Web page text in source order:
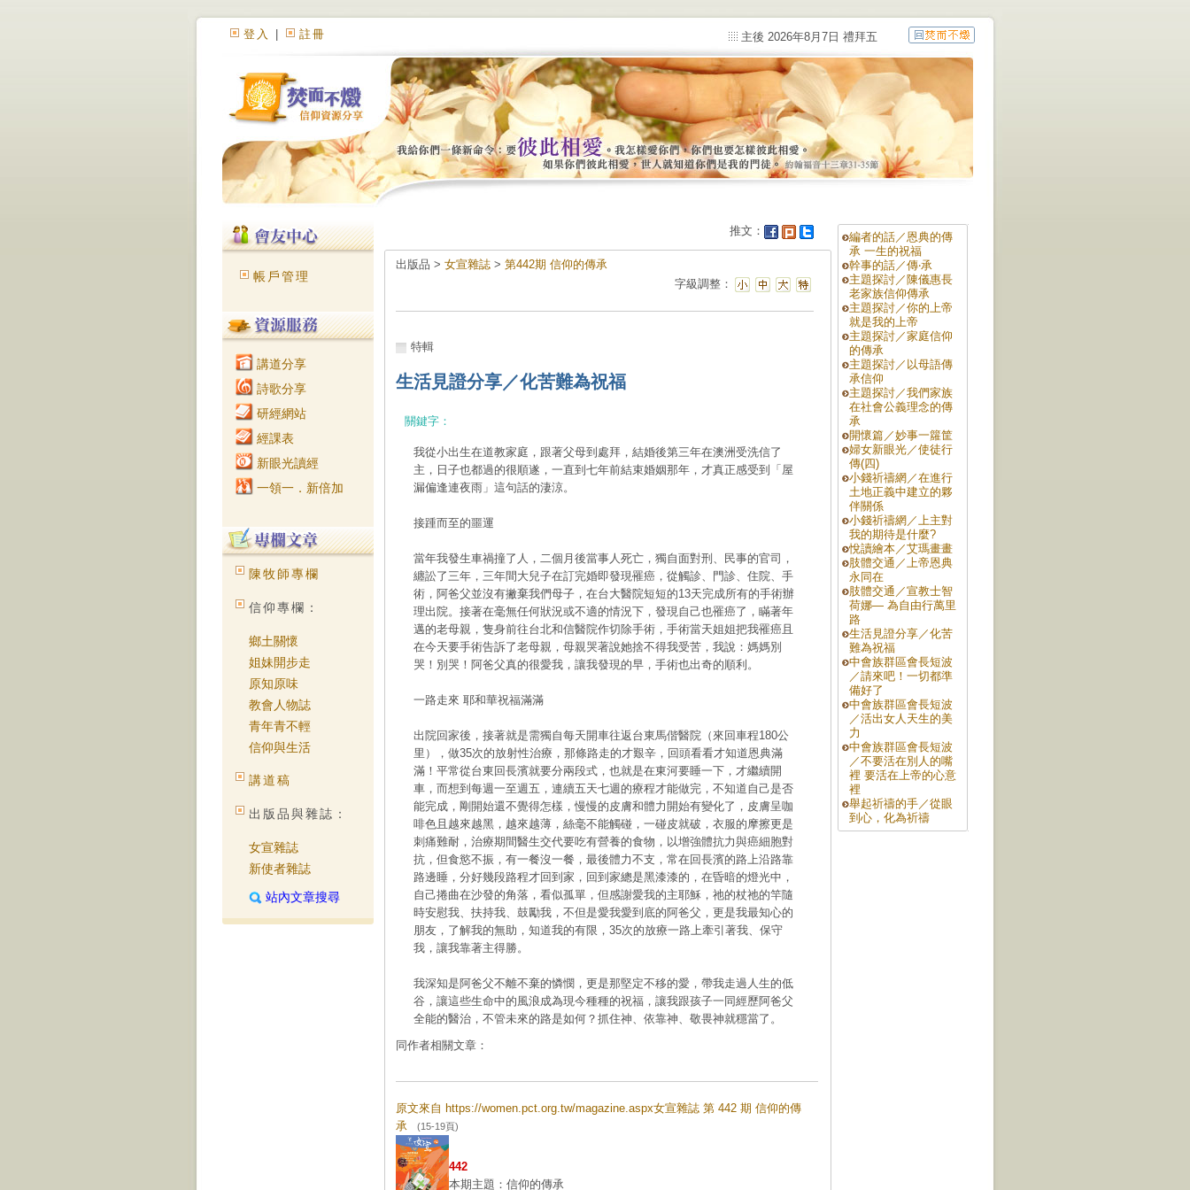
登入 註冊 主後 2026年8月7日 禮拜五
帳戶管理
講道分享
詩歌分享
研經網站
經課表
新眼光讀經
一領一．新倍加
陳牧師專欄
信仰專欄：
鄉土關懷
姐妹開步走
原知原味
教會人物誌
青年青不輕
信仰與生活
講道稿
出版品與雜誌：
女宣雜誌
新使者雜誌
站內文章搜尋
推文：
出版品 > 女宣雜誌 > 第442期 信仰的傳承
字級調整：
特輯
生活見證分享／化苦難為祝福
關鍵字：
我從小出生在道教家庭，跟著父母到處拜，結婚後第三年在澳洲受洗信了
主，日子也都過的很順遂，一直到七年前結束婚姻那年，才真正感受到「屋
漏偏逢連夜雨」這句話的淒涼。
接踵而至的噩運
當年我發生車禍撞了人，二個月後當事人死亡，獨自面對刑、民事的官司，
纏訟了三年，三年間大兒子在訂完婚即發現罹癌，從觸診、門診、住院、手
術，阿爸父並沒有撇棄我們母子，在台大醫院短短的13天完成所有的手術辦
理出院。接著在毫無任何狀況或不適的情況下，發現自己也罹癌了，瞞著年
邁的老母親，隻身前往台北和信醫院作切除手術，手術當天姐姐把我罹癌且
在今天要手術告訴了老母親，母親哭著說她捨不得我受苦，我說：媽媽別
哭！別哭！阿爸父真的很愛我，讓我發現的早，手術也出奇的順利。
一路走來 耶和華祝福滿滿
出院回家後，接著就是需獨自每天開車往返台東馬偕醫院（來回車程180公
里），做35次的放射性治療，那條路走的才艱辛，回頭看看才知道恩典滿
滿！平常從台東回長濱就要分兩段式，也就是在東河要睡一下，才繼續開
車，而想到每週一至週五，連續五天七週的療程才能做完，不知道自己是否
能完成，剛開始還不覺得怎樣，慢慢的皮膚和體力開始有變化了，皮膚呈咖
啡色且越來越黑，越來越薄，絲毫不能觸碰，一碰皮就破，衣服的摩擦更是
刺痛難耐，治療期間醫生交代要吃有營養的食物，以增強體抗力與癌細胞對
抗，但食慾不振，有一餐沒一餐，最後體力不支，常在回長濱的路上沿路靠
路邊睡，分好幾段路程才回到家，回到家總是黑漆漆的，在昏暗的燈光中，
自己捲曲在沙發的角落，看似孤單，但感謝愛我的主耶穌，祂的杖祂的竿隨
時安慰我、扶持我、鼓勵我，不但是愛我愛到底的阿爸父，更是我最知心的
朋友，了解我的無助，知道我的有限，35次的放療一路上牽引著我、保守
我，讓我靠著主得勝。
我深知是阿爸父不離不棄的憐憫，更是那堅定不移的愛，帶我走過人生的低
谷，讓這些生命中的風浪成為現今種種的祝福，讓我跟孩子一同經歷阿爸父
全能的醫治，不管未來的路是如何？抓住神、依靠神、敬畏神就穩當了。
同作者相關文章：
原文來自 https://women.pct.org.tw/magazine.aspx女宣雜誌 第 442 期 信仰的傳
承 (15-19頁)
442
本期主題：信仰的傳承
編者的話／恩典的傳
承 一生的祝福
幹事的話／傳‧承
主題探討／陳儀惠長
老家族信仰傳承
主題探討／你的上帝
就是我的上帝
主題探討／家庭信仰
的傳承
主題探討／以母語傳
承信仰
主題探討／我們家族
在社會公義理念的傳
承
開懷篇／妙事一籮筐
婦女新眼光／使徒行
傳(四)
小錢祈禱網／在進行
土地正義中建立的夥
伴關係
小錢祈禱網／上主對
我的期待是什麼?
悅讀繪本／艾瑪畫畫
肢體交通／上帝恩典
永同在
肢體交通／宣教士智
荷娜— 為自由行萬里
路
生活見證分享／化苦
難為祝福
中會族群區會長短波
／請來吧！一切都準
備好了
中會族群區會長短波
／活出女人天生的美
力
中會族群區會長短波
／不要活在別人的嘴
裡 要活在上帝的心意
裡
舉起祈禱的手／從眼
到心，化為祈禱